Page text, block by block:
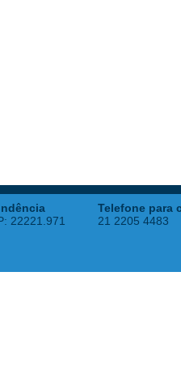
22221.971
Telefone para
21 2205 4483